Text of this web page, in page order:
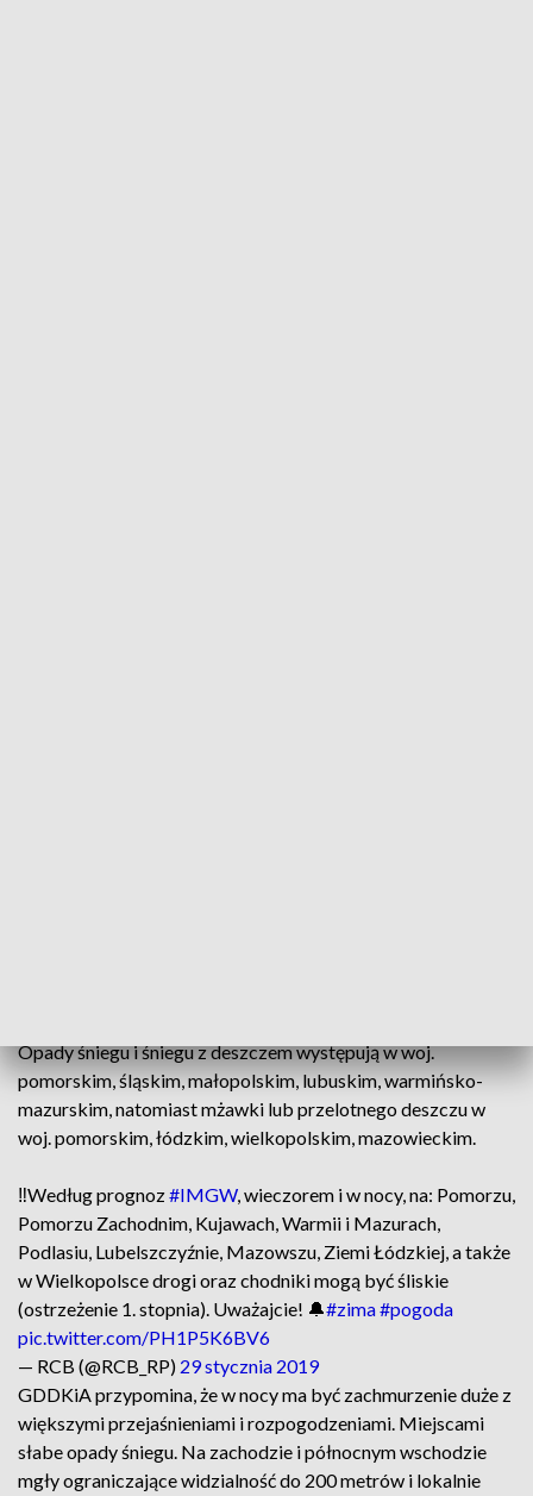
Opady śniegu i śniegu z deszczem występują w woj.
pomorskim, śląskim, małopolskim, lubuskim, warmińsko-
mazurskim, natomiast mżawki lub przelotnego deszczu w
woj. pomorskim, łódzkim, wielkopolskim, mazowieckim.
‼️Według prognoz#IMGW, wieczorem i w nocy, na: Pomorzu,
Pomorzu Zachodnim, Kujawach, Warmii i Mazurach,
Podlasiu, Lubelszczyźnie, Mazowszu, Ziemi Łódzkiej, a także
w Wielkopolsce drogi oraz chodniki mogą być śliskie
(ostrzeżenie 1. stopnia). Uważajcie! 🔔#zima#pogoda
pic.twitter.com/PH1P5K6BV6
— RCB (@RCB_RP) 29 stycznia 2019
GDDKiA przypomina, że w nocy ma być zachmurzenie duże z
większymi przejaśnieniami i rozpogodzeniami. Miejscami
słabe opady śniegu. Na zachodzie i północnym wschodzie
mgły ograniczające widzialność do 200 metrów i lokalnie